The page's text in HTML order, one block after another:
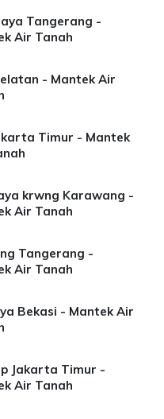
Tangerang -
Air Tanah
- Mantek Air
Timur - Mantek
krwng Karawang -
Air Tanah
Tangerang -
Air Tanah
Bekasi - Mantek Air
Jakarta Timur -
Air Tanah